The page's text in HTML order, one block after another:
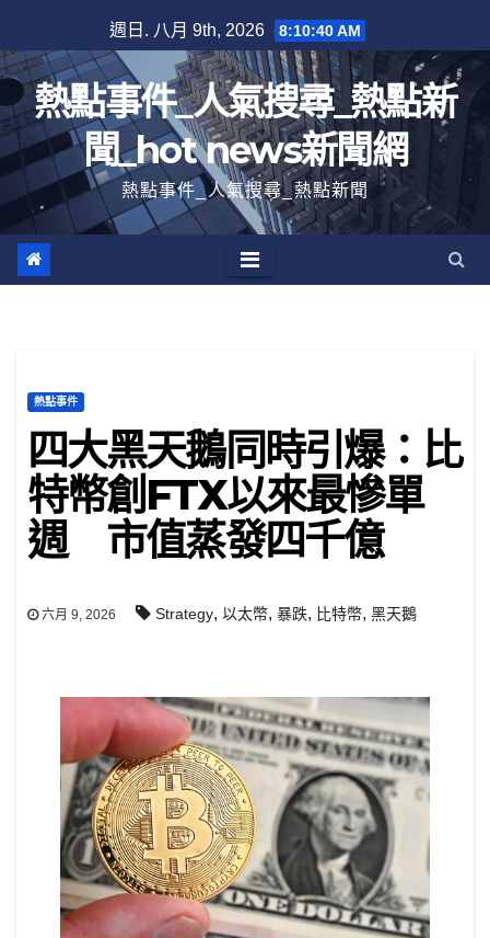
至
內
容
週日. 八月 9th, 2026 8:10:41 AM
熱點事件_人氣搜尋_熱點新
聞_hot news新聞網
熱點事件_人氣搜尋_熱點新聞
熱點事件
四大黑天鵝同時引爆：比
特幣創FTX以來最慘單
週 市值蒸發四千億
六月 9, 2026 Strategy, 以太幣, 暴跌, 比特幣, 黑天鵝